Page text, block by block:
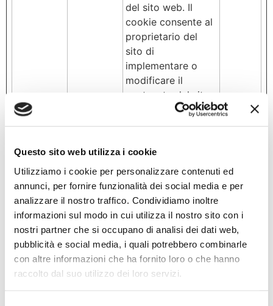
Questo sito web utilizza i cookie
Utilizziamo i cookie per personalizzare contenuti ed
annunci, per fornire funzionalità dei social media e per
analizzare il nostro traffico. Condividiamo inoltre
informazioni sul modo in cui utilizza il nostro sito con i
nostri partner che si occupano di analisi dei dati web,
pubblicità e social media, i quali potrebbero combinarle
con altre informazioni che ha fornito loro o che hanno
raccolto dal suo utilizzo dei loro servizi.
del sito web. Il
cookie consente al
proprietario del
sito di
implementare o
modificare il
contenuto del sito
in tempo reale.
wordpress
ie
1803.swiss Utilizzato per
browser dell'utente
supporta i cookie.
Session
Who we are
Our website address is: https://1803.swiss.
Comments